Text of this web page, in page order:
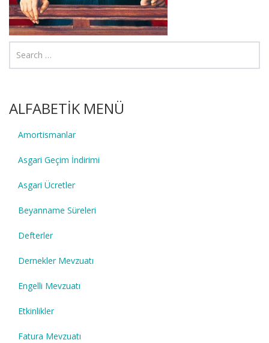
ALFABETİK MENÜ
Amortismanlar
Asgari Geçim İndirimi
Asgari Ücretler
Beyanname Süreleri
Defterler
Dernekler Mevzuatı
Engelli Mevzuatı
Etkinlikler
Fatura Mevzuatı